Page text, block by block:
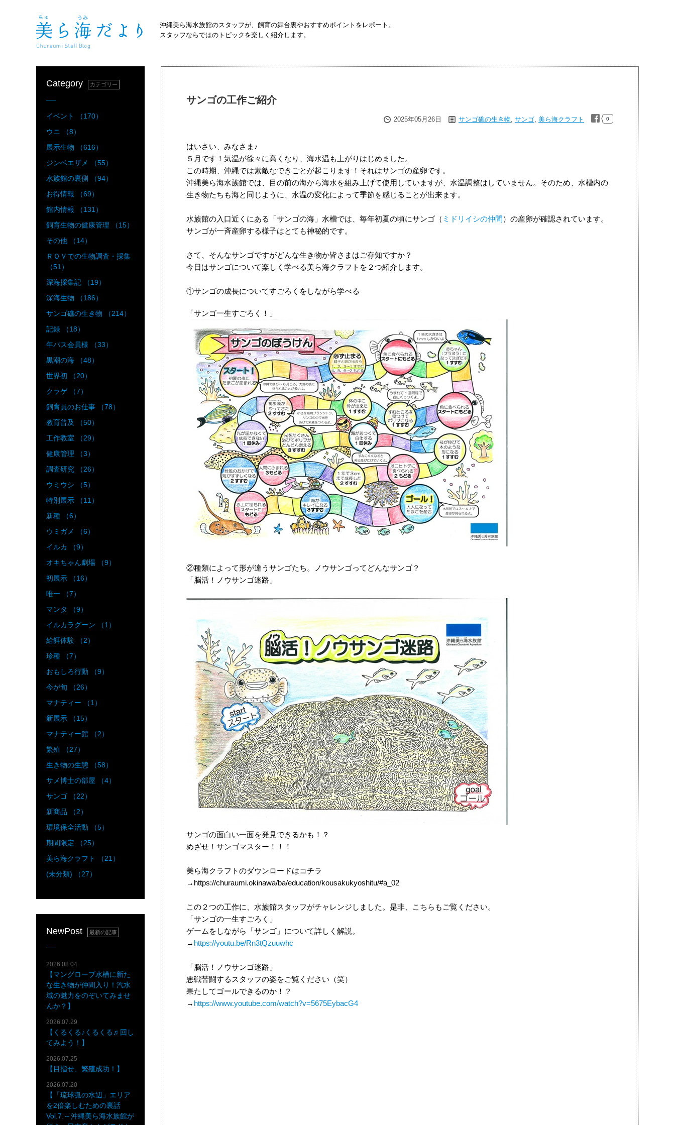
沖縄美ら海水族館のスタッフが、飼育の舞台裏やおすすめポイントをレポート。
スタッフならではのトピックを楽しく紹介します。
サンゴの工作ご紹介
2025年05月26日 サンゴ礁の生き物, サンゴ, 美ら海クラフト 0
はいさい、みなさま♪
５月です！気温が徐々に高くなり、海水温も上がりはじめました。
この時期、沖縄では素敵なできごとが起こります！それはサンゴの産卵です。
沖縄美ら海水族館では、目の前の海から海水を組み上げて使用していますが、水温調整はしていません。そのため、水槽内の
生き物たちも海と同じように、水温の変化によって季節を感じることが出来ます。
水族館の入口近くにある「サンゴの海」水槽では、毎年初夏の頃にサンゴ（ ミドリイシの仲間）の産卵が確認されています。
サンゴが一斉産卵する様子はとても神秘的です。
さて、そんなサンゴですがどんな生き物か皆さまはご存知ですか？
今日はサンゴについて楽しく学べる美ら海クラフトを２つ紹介します。
①サンゴの成長についてすごろくをしながら学べる
「サンゴ一生すごろく！」
②種類によって形が違うサンゴたち。ノウサンゴってどんなサンゴ？
「脳活！ノウサンゴ迷路」
サンゴの面白い一面を発見できるかも！？
めざせ！サンゴマスター！！！
美ら海クラフトのダウンロードはコチラ
→https://churaumi.okinawa/ba/education/kousakukyoshitu/#a_02
この２つの工作に、水族館スタッフがチャレンジしました。是非、こちらもご覧ください。
「サンゴの一生すごろく」
ゲームをしながら「サンゴ」について詳しく解説。
→ https://youtu.be/Rn3tQzuuwhc
「脳活！ノウサンゴ迷路」
悪戦苦闘するスタッフの姿をご覧ください（笑）
果たしてゴールできるのか！？
→ https://www.youtube.com/watch?v=5675EybacG4
Category カテゴリー
イベント （170）
ウニ （8）
展示生物 （616）
ジンベエザメ （55）
水族館の裏側 （94）
お得情報 （69）
館内情報 （131）
飼育生物の健康管理 （15）
その他 （14）
ＲＯＶでの生物調査・採集
（51）
深海採集記 （19）
深海生物 （186）
サンゴ礁の生き物 （214）
記録 （18）
年パス会員様 （33）
黒潮の海 （48）
世界初 （20）
クラゲ （7）
飼育員のお仕事 （78）
教育普及 （50）
工作教室 （29）
健康管理 （3）
調査研究 （26）
ウミウシ （5）
特別展示 （11）
新種 （6）
ウミガメ （6）
イルカ （9）
オキちゃん劇場 （9）
初展示 （16）
唯一 （7）
マンタ （9）
イルカラグーン （1）
給餌体験 （2）
珍種 （7）
おもしろ行動 （9）
今が旬 （26）
マナティー （1）
新展示 （15）
マナティー館 （2）
繁殖 （27）
生き物の生態 （58）
サメ博士の部屋 （4）
サンゴ （22）
新商品 （2）
環境保全活動 （5）
期間限定 （25）
美ら海クラフト （21）
(未分類) （27）
NewPost 最新の記事
2026.08.04
【マングローブ水槽に新た
な生き物が仲間入り！汽水
域の魅力をのぞいてみませ
んか？】
2026.07.29
【くるくる♪くるくる♬回し
てみよう！】
2026.07.25
【目指せ、繁殖成功！】
2026.07.20
【「琉球弧の水辺」エリア
を2倍楽しむための裏話
Vol.7.～沖縄美ら海水族館が